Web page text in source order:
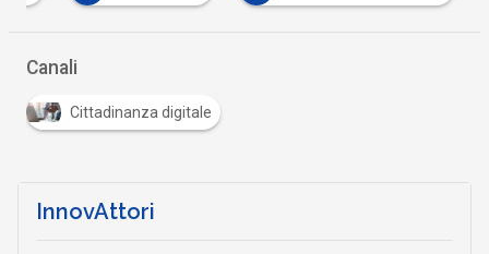
Canali
Cittadinanza digitale
InnovAttori